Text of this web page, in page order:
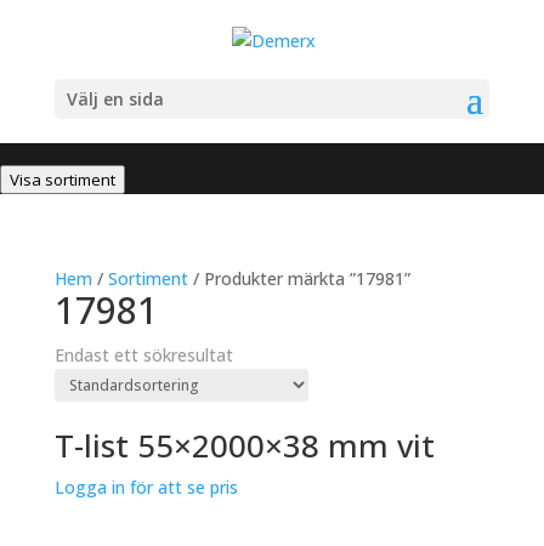
Välj en sida
Visa sortiment
Hem / Sortiment/ Produkter märkta ”17981”
17981
Endast ett sökresultat
T-list 55×2000×38 mm vit
Logga in för att se pris